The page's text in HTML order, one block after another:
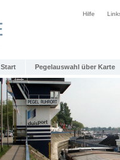
Hilfe
Start Pegelauswahl über Karte